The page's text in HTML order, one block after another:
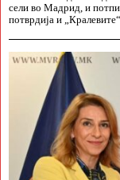
сели во Мадрид, и
потврдија и